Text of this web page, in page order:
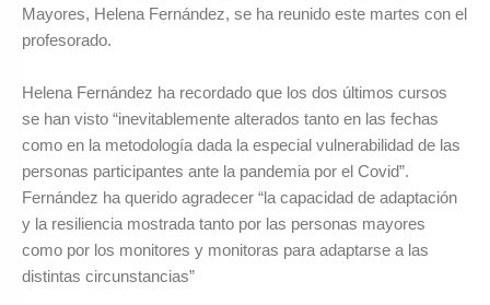
Mayores, Helena Fernández, se ha reunido este martes con el
profesorado.
Helena Fernández ha recordado que los dos últimos cursos
se han visto “inevitablemente alterados tanto en las fechas
como en la metodología dada la especial vulnerabilidad de las
personas participantes ante la pandemia por el Covid”.
Fernández ha querido agradecer “la capacidad de adaptación
y la resiliencia mostrada tanto por las personas mayores
como por los monitores y monitoras para adaptarse a las
distintas circunstancias”